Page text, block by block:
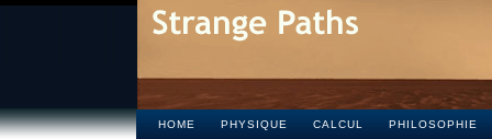
HOME PHYSIQUE CALCUL PHILOSOPHIE